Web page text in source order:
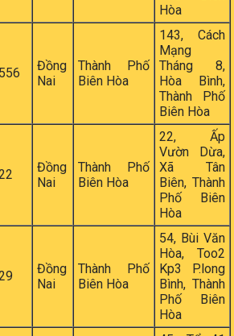
Hòa
Đồng
Nai
Thành Phố
Biên Hòa
143, Cách
Mạng
Tháng 8,
Hòa Bình,
Thành Phố
Biên Hòa
Đồng
Nai
Thành Phố
Biên Hòa
22, Ấp
Vườn Dừa,
Xã Tân
Biên, Thành
Phố Biên
Hòa
Đồng
Nai
Thành Phố
Biên Hòa
54, Bùi Văn
Hòa, Too2
Kp3 P.long
Bình, Thành
Phố Biên
Hòa